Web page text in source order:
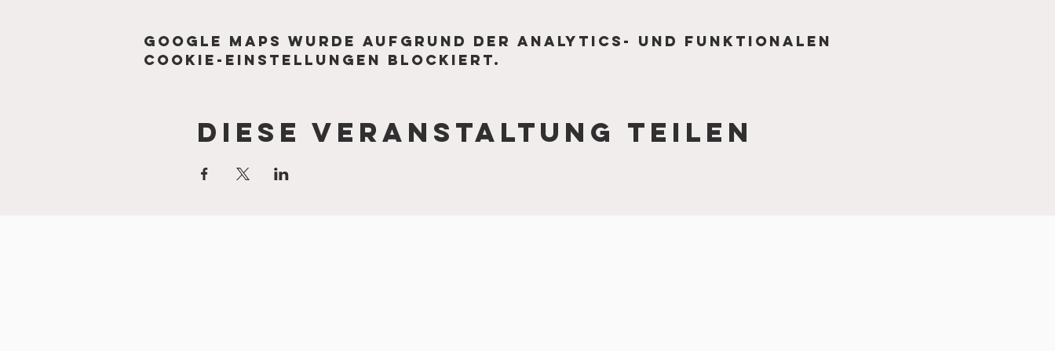
Google Maps wurde aufgrund der Analytics- und funktionalen
Cookie-Einstellungen blockiert.
Diese Veranstaltung teilen